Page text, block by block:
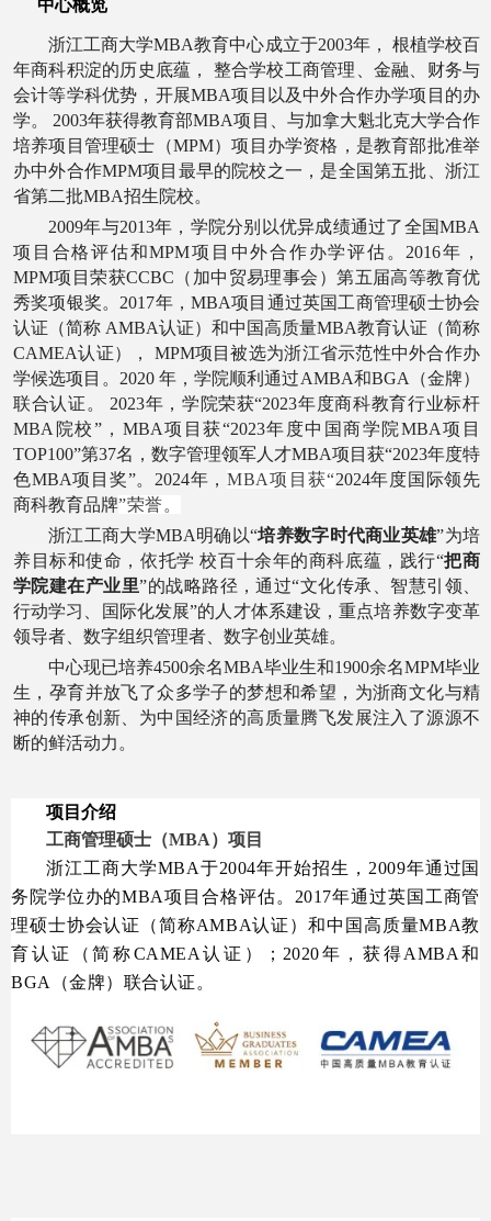
中心概览
浙江工商大学MBA教育中心成立于2003年， 根植学校百
年商科积淀的历史底蕴， 整合学校工商管理、金融、财务与
会计等学科优势，开展MBA项目以及中外合作办学项目的办
学。
2003年获得教育部MBA项目、与加拿大魁北克大学合作
培养项目管理硕士（MPM）项目办学资格，是教育部批准举
办中外合作MPM项目最早的院校之一，是全国第五批、浙江
省第二批MBA招生院校。
2009年与2013年， 学院分别以优异成绩通过了全国MBA
项目合格评估和MPM项目中外合作办学评估。2016年，
MPM项目荣获CCBC（加中贸易理事会）第五届高等教育优
秀奖项银奖。2017年，MBA项目通过英国工商管理硕士协会
认证（简称 AMBA认证）和中国高质量MBA教育认证（简称
CAMEA认证）， MPM项目被选为浙江省示范性中外合作办
学候选项目 。 2020 年， 学院顺利通过AMBA和BGA
（金牌）
联合认证 。
2023年，学院荣获“2023年度商科教育行业标杆
MBA院校”，MBA项目获“2023年度中国商学院MBA项目
TOP100”第37名，数字管理领军人才MBA项目获“2023年度特
色MBA项目奖”。2024年，MBA项目获“2024年度国际领先
商科教育品牌”荣誉。
浙江工商大学MBA明确以“培养数字时代商业英雄”为培
养目标和使命 ，依托学 校百十余年的商科底蕴 ，践行“把商
学院建在产业里”的战略路径，通过“文化传承、智慧引领、
行动学习、国际化发展”的人才体系建设，重点培养数字变革
领导者、数字组织管理者、数字创业英雄。
中心现已培养4500余名MBA毕业生和1900余名MPM毕业
生，孕育并放飞了众多学子的梦想和希望，为浙商文化与精
神的传承创新、为中国经济的高质量腾飞发展注入了源源不
断的鲜活动力。
项目介绍
工商管理硕士（MBA）项目
浙江工商大学MBA于2004年开始招生，2009年通过国
务院学位办的MBA项目合格评估。2017年通过英国工商管
理硕士协会认证（简称AMBA认证）和中国高质量MBA教
育认证（简称CAMEA认证）；2020年，获得AMBA和
BGA（金牌）联合认证。